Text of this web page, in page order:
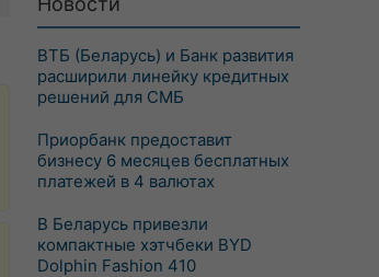
ВТБ (Беларусь) и Банк развития
расширили линейку кредитных
решений для СМБ
Приорбанк предоставит
бизнесу 6 месяцев бесплатных
платежей в 4 валютах
В Беларусь привезли
компактные хэтчбеки BYD
Dolphin Fashion 410